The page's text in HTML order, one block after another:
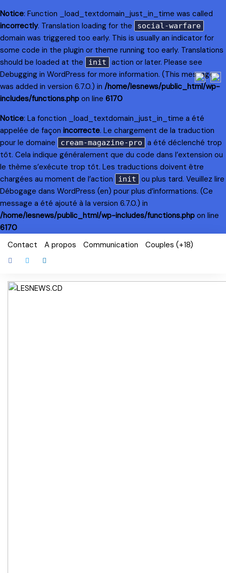
Notice: Function _load_textdomain_just_in_time was called
incorrectly. Translation loading for the social-warfare
domain was triggered too early. This is usually an indicator for
some code in the plugin or theme running too early. Translations
should be loaded at the
init
action or later. Please see
Debugging in WordPress for more information. (This message
was added in version 6.7.0.) in /home/lesnews/public_html/wp-
includes/functions.php on line 6170
Notice: La fonction _load_textdomain_just_in_time a été
appelée de façon incorrecte. Le chargement de la traduction
pour le domaine
cream-magazine-pro
a été déclenché trop
tôt. Cela indique généralement que du code dans l’extension ou
le thème s’exécute trop tôt. Les traductions doivent être
chargées au moment de l’action
init
ou plus tard. Veuillez lire
Débogage dans WordPress (en) pour plus d’informations. (Ce
message a été ajouté à la version 6.7.0.) in
/home/lesnews/public_html/wp-includes/functions.php on line
6170
Skip
content
Contact A propos Communication Couples (+18)